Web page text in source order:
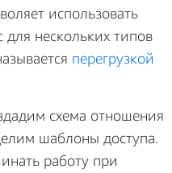
использовать
нескольких типов
перегрузкой
схема отношения
шаблоны доступа.
работу при